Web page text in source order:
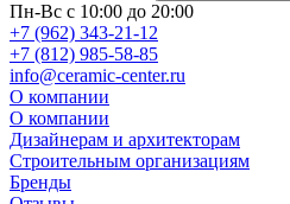
Пн-Вс с 10:00 до 20:00
+7 (962) 343-21-12
+7 (812) 985-58-85
info@ceramic-center.ru
О компании
О компании
Дизайнерам и архитекторам
Строительным организациям
Бренды